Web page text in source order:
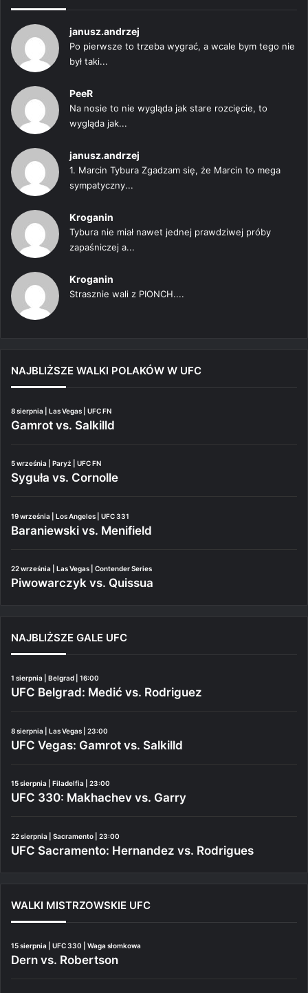
janusz.andrzej
Po pierwsze to trzeba wygrać, a wcale bym tego nie
był taki...
PeeR
Na nosie to nie wygląda jak stare rozcięcie, to
wygląda jak...
janusz.andrzej
1. Marcin Tybura Zgadzam się, że Marcin to mega
sympatyczny...
Kroganin
Tybura nie miał nawet jednej prawdziwej próby
zapaśniczej a...
Kroganin
Strasznie wali z PIONCH....
NAJBLIŻSZE WALKI POLAKÓW W UFC
8 sierpnia | Las Vegas | UFC FN
Gamrot vs. Salkilld
5 września | Paryż | UFC FN
Syguła vs. Cornolle
19 września | Los Angeles | UFC 331
Baraniewski vs. Menifield
22 września | Las Vegas | Contender Series
Piwowarczyk vs. Quissua
NAJBLIŻSZE GALE UFC
1 sierpnia | Belgrad | 16:00
UFC Belgrad: Medić vs. Rodriguez
8 sierpnia | Las Vegas | 23:00
UFC Vegas: Gamrot vs. Salkilld
15 sierpnia | Filadelfia | 23:00
UFC 330: Makhachev vs. Garry
22 sierpnia | Sacramento | 23:00
UFC Sacramento: Hernandez vs. Rodrigues
WALKI MISTRZOWSKIE UFC
15 sierpnia | UFC 330 | Waga słomkowa
Dern vs. Robertson